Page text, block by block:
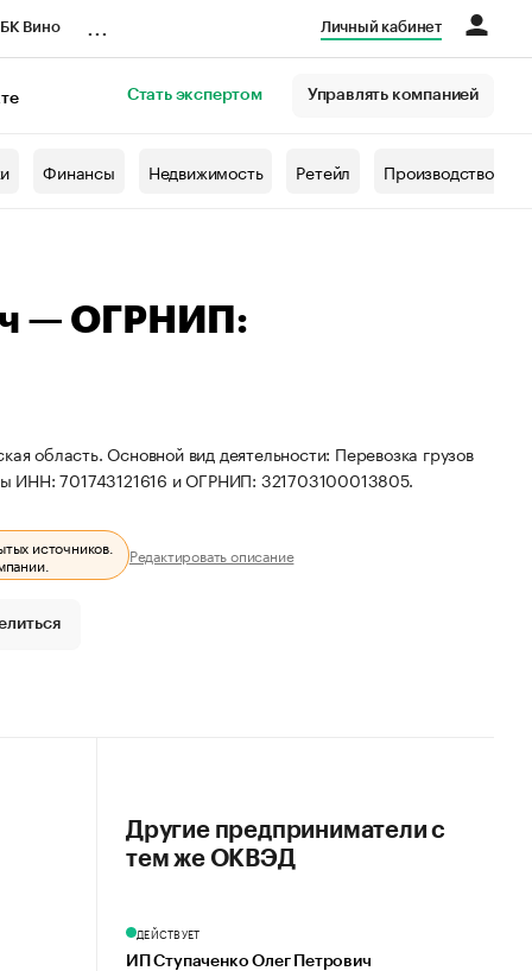
Вино Личный кабинет
Стать экспертом Управлять компанией
Финансы Недвижимость Ретейл Производство
— ОГРНИП:
область. Основной вид деятельности: Перевозка грузов
ИНН: 701743121616 и ОГРНИП: 321703100013805.
источников.
Редактировать описание
Другие предприниматели с
тем же ОКВЭД
ДЕЙСТВУЕТ
ИП Ступаченко Олег Петрович